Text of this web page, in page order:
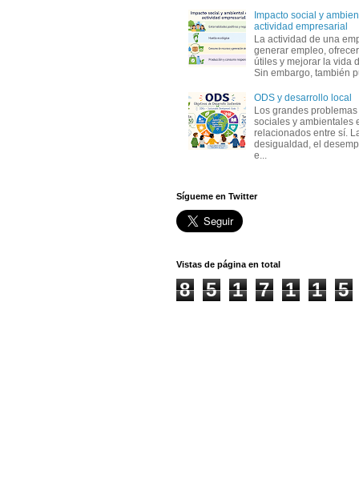
Impacto social y
actividad empresarial
La actividad de una
generar empleo,
útiles y mejorar la vida
Sin embargo, también
ODS y desarrollo local
Los grandes
sociales y ambientales
relacionados entre sí.
desigualdad, el
e...
Sígueme en Twitter
Vistas de página en total
8 5 1 7 1 1 5